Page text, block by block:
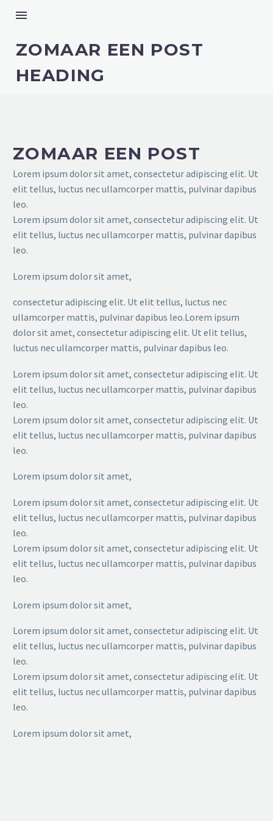
ZOMAAR EEN POST
HEADING
ZOMAAR EEN POST
Lorem ipsum dolor sit amet, consectetur adipiscing elit. Ut
elit tellus, luctus nec ullamcorper mattis, pulvinar dapibus
leo.
Lorem ipsum dolor sit amet, consectetur adipiscing elit. Ut
elit tellus, luctus nec ullamcorper mattis, pulvinar dapibus
leo.
Lorem ipsum dolor sit amet,
consectetur adipiscing elit. Ut elit tellus, luctus nec
ullamcorper mattis, pulvinar dapibus leo.Lorem ipsum
dolor sit amet, consectetur adipiscing elit. Ut elit tellus,
luctus nec ullamcorper mattis, pulvinar dapibus leo.
Lorem ipsum dolor sit amet, consectetur adipiscing elit. Ut
elit tellus, luctus nec ullamcorper mattis, pulvinar dapibus
leo.
Lorem ipsum dolor sit amet, consectetur adipiscing elit. Ut
elit tellus, luctus nec ullamcorper mattis, pulvinar dapibus
leo.
Lorem ipsum dolor sit amet,
Lorem ipsum dolor sit amet, consectetur adipiscing elit. Ut
elit tellus, luctus nec ullamcorper mattis, pulvinar dapibus
leo.
Lorem ipsum dolor sit amet, consectetur adipiscing elit. Ut
elit tellus, luctus nec ullamcorper mattis, pulvinar dapibus
leo.
Lorem ipsum dolor sit amet,
Lorem ipsum dolor sit amet, consectetur adipiscing elit. Ut
elit tellus, luctus nec ullamcorper mattis, pulvinar dapibus
leo.
Lorem ipsum dolor sit amet, consectetur adipiscing elit. Ut
elit tellus, luctus nec ullamcorper mattis, pulvinar dapibus
leo.
Lorem ipsum dolor sit amet,